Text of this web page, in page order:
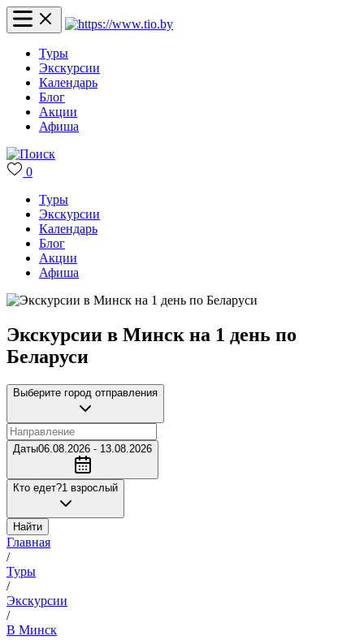
Туры
Экскурсии
Календарь
Блог
Акции
Афиша
0
Туры
Экскурсии
Календарь
Блог
Акции
Афиша
Экскурсии в Минск на 1 день по
Беларуси
Выберите город отправления
Даты06.08.2026 - 13.08.2026
Кто едет?1 взрослый
Найти
Главная
/
Туры
/
Экскурсии
/
В Минск